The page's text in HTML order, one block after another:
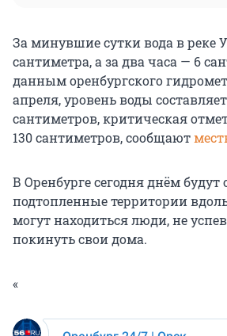
За минувшие сутки вода в реке
сантиметра, а за два часа — 6
данным оренбургского
апреля, уровень воды
сантиметров, критическая
130 сантиметров, сообщают
В Оренбурге сегодня днём будут
подтопленные территории
могут находиться люди, не
покинуть свои дома.
«